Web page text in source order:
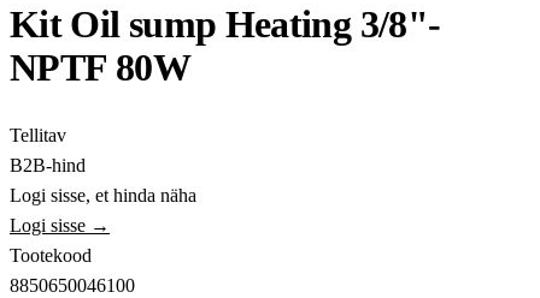
Kit Oil sump Heating 3/8"-
NPTF 80W
Tellitav
B2B-hind
Logi sisse, et hinda näha
Logi sisse →
Tootekood
8850650046100